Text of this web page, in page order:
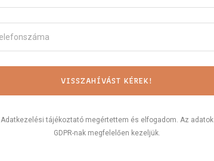
Adatkezelési tájékoztató megértettem és elfogadom. Az adatok
GDPR-nak megfelelően kezeljük.